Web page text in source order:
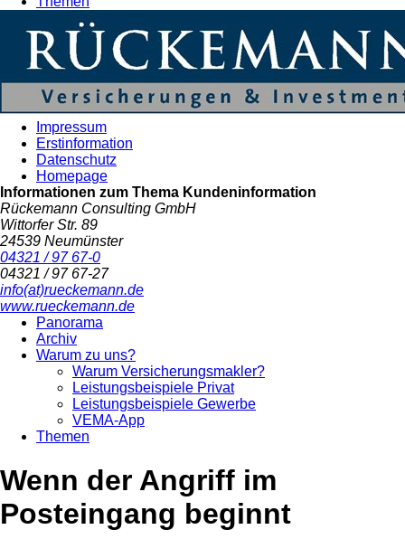
Impressum
Erstinformation
Datenschutz
Homepage
Informationen zum Thema Kundeninformation
Rückemann Consulting GmbH
Wittorfer Str. 89
24539 Neumünster
04321 / 97 67-0
04321 / 97 67-27
info(at)rueckemann.de
www.rueckemann.de
Panorama
Archiv
Warum zu uns?
Warum Versicherungsmakler?
Leistungsbeispiele Privat
Leistungsbeispiele Gewerbe
VEMA-App
Themen
Wenn der Angriff im
Posteingang beginnt